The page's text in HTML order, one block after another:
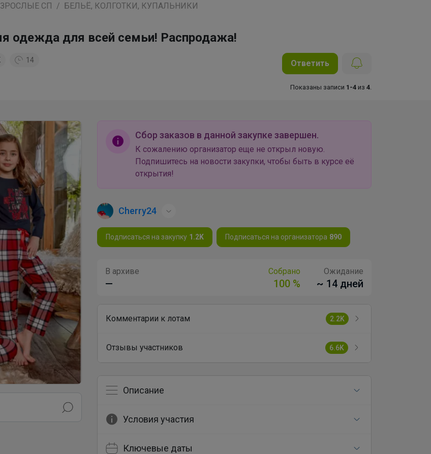
СП БЕЛЬЁ, КОЛГОТКИ, КУПАЛЬНИКИ
одежда для всей семьи! Распродажа!
14 Ответить
Показаны записи 1-4 из 4
Сбор заказов в данной закупке завершен.
К сожалению организатор еще не открыл новую.
Подпишитесь на новости закупки, чтобы быть в курсе её
открытия!
Cherry24
Подписаться на закупку 1.2K Подписаться на организатора 890
В архиве
—
Собрано
100 %
Ожидание
~ 14 дней
Комментарии к лотам 2.2K
Отзывы участников 6.6K
Описание
Условия участия
Ключевые даты